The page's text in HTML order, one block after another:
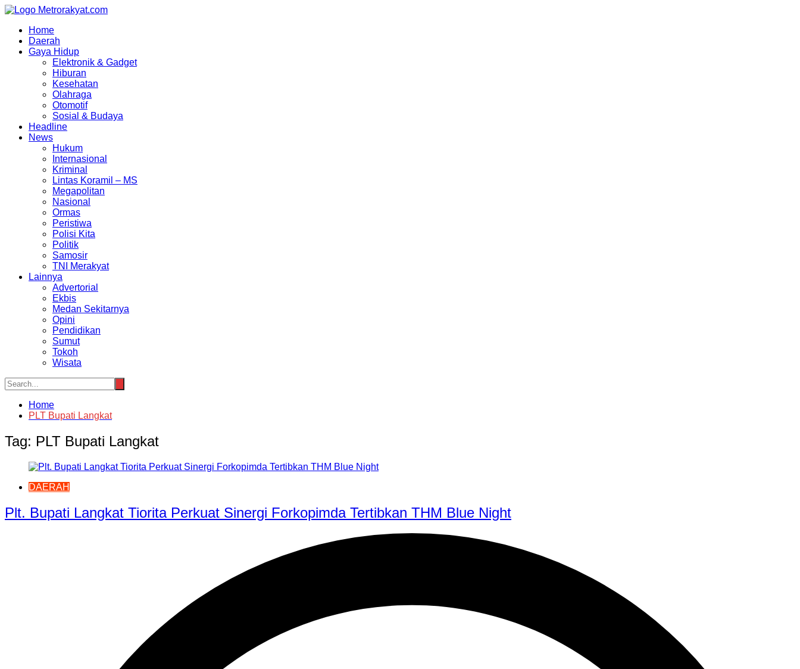
Skip
contentHome
Daerah
Gaya Hidup
Elektronik & Gadget
Hiburan
Kesehatan
Olahraga
Otomotif
Sosial & Budaya
Headline
News
Hukum
Internasional
Kriminal
Lintas Koramil – MS
Megapolitan
Nasional
Ormas
Peristiwa
Polisi Kita
Politik
Samosir
TNI Merakyat
Lainnya
Advertorial
Ekbis
Medan Sekitarnya
Opini
Pendidikan
Sumut
Tokoh
Wisata
Home
PLT Bupati Langkat
Tag: PLT Bupati Langkat
DAERAH
Plt. Bupati Langkat Tiorita Perkuat Sinergi Forkopimda Tertibkan THM Blue Night